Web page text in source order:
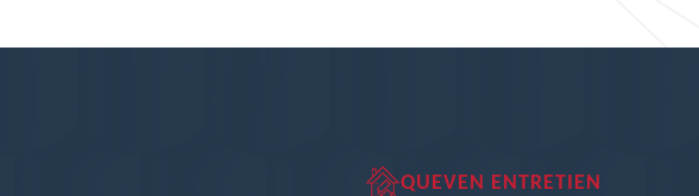
QUEVEN ENTRETIEN